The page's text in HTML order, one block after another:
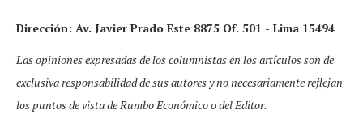
Dirección: Av. Javier Prado Este 8875 Of. 501 - Lima 15494
Las opiniones expresadas de los columnistas en los artículos son de
exclusiva responsabilidad de sus autores y no necesariamente reflejan
los puntos de vista de Rumbo Económico o del Editor.